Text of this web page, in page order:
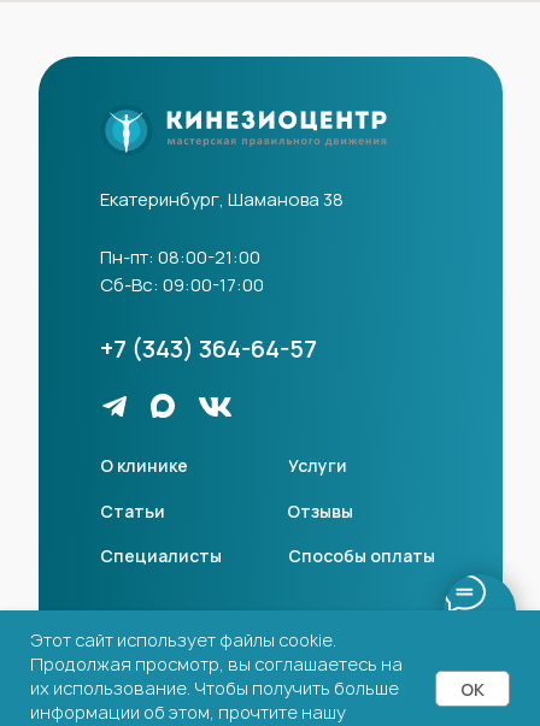
Екатеринбург, Шаманова 38
+7 (343) 364-64-57
Пн-пт: 08:00-21:00
Сб-Вс: 09:00-17:00
Политика конфиденциальности
Разработка сайта
О клинике
Статьи
Специалисты
Услуги
Отзывы
Способы оплаты
Этот сайт использует файлы cookie.
Продолжая просмотр, вы соглашаетесь на
их использование. Чтобы получить больше
информации об этом, прочтите нашу
OK